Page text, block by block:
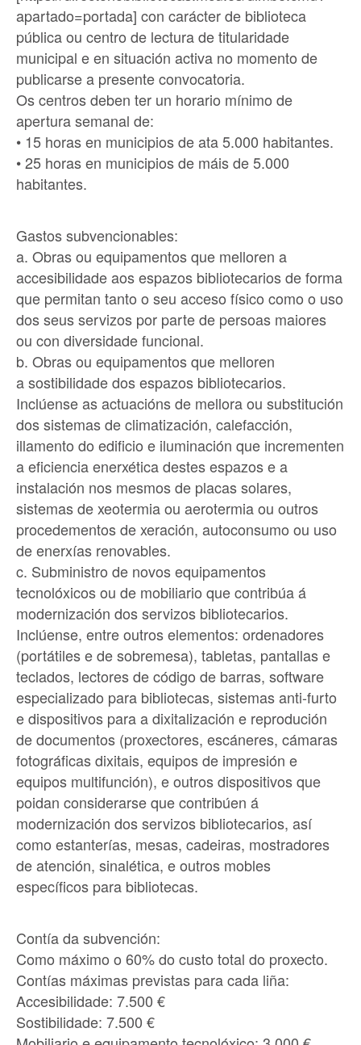
apartado=portada] con carácter de biblioteca
pública ou centro de lectura de titularidade
municipal e en situación activa no momento de
publicarse a presente convocatoria.
Os centros deben ter un horario mínimo de
apertura semanal de:
• 15 horas en municipios de ata 5.000 habitantes.
• 25 horas en municipios de máis de 5.000
habitantes.
Gastos subvencionables:
a. Obras ou equipamentos que melloren a
accesibilidade aos espazos bibliotecarios de forma
que permitan tanto o seu acceso físico como o uso
dos seus servizos por parte de persoas maiores
ou con diversidade funcional.
b. Obras ou equipamentos que melloren
a sostibilidade dos espazos bibliotecarios.
Inclúense as actuacións de mellora ou substitución
dos sistemas de climatización, calefacción,
illamento do edificio e iluminación que incrementen
a eficiencia enerxética destes espazos e a
instalación nos mesmos de placas solares,
sistemas de xeotermia ou aerotermia ou outros
procedementos de xeración, autoconsumo ou uso
de enerxías renovables.
c. Subministro de novos equipamentos
tecnolóxicos ou de mobiliario que contribúa á
modernización dos servizos bibliotecarios.
Inclúense, entre outros elementos: ordenadores
(portátiles e de sobremesa), tabletas, pantallas e
teclados, lectores de código de barras, software
especializado para bibliotecas, sistemas anti-furto
e dispositivos para a dixitalización e reprodución
de documentos (proxectores, escáneres, cámaras
fotográficas dixitais, equipos de impresión e
equipos multifunción), e outros dispositivos que
poidan considerarse que contribúen á
modernización dos servizos bibliotecarios, así
como estanterías, mesas, cadeiras, mostradores
de atención, sinalética, e outros mobles
específicos para bibliotecas.
Contía da subvención:
Como máximo o 60% do custo total do proxecto.
Contías máximas previstas para cada liña:
Accesibilidade: 7.500 €
Sostibilidade: 7.500 €